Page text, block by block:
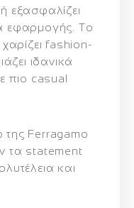
εξασφαλίζει
εφαρμογής. Το
fashion-
ιδανικά
πιο casual
της Ferragamo
τα statement
και